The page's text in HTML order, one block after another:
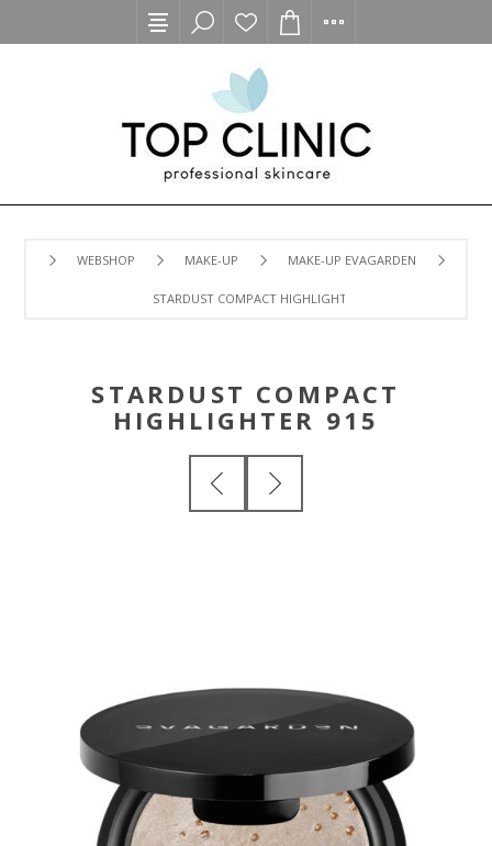
WEBSHOP MAKE-UP MAKE-UP EVAGARDEN
STARDUST COMPACT HIGHLIGHTER 915
STARDUST COMPACT
HIGHLIGHTER 915